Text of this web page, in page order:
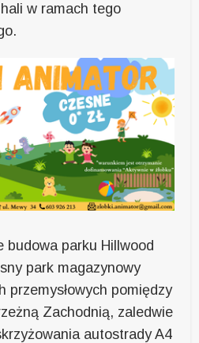
w ramach tego
budowa parku Hillwood
park magazynowy
przemysłowych pomiędzy
Zachodnią, zaledwie
autostrady A4